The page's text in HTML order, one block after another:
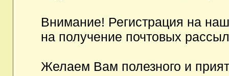
Внимание! Регистрация на
на получение почтовых
Желаем Вам полезного и